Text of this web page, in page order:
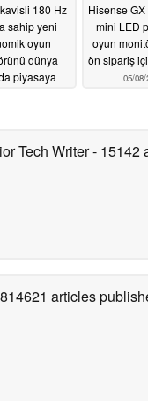
180 Hz
sahip yeni
oyun
dünya
piyasaya
Hisense
mini LED
oyun
ön sipariş
05/08/
Tech Writer- 15142
articles